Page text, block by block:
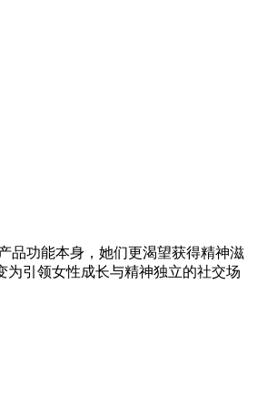
功能本身，她们更渴望获得精神滋
为引领女性成长与精神独立的社交场